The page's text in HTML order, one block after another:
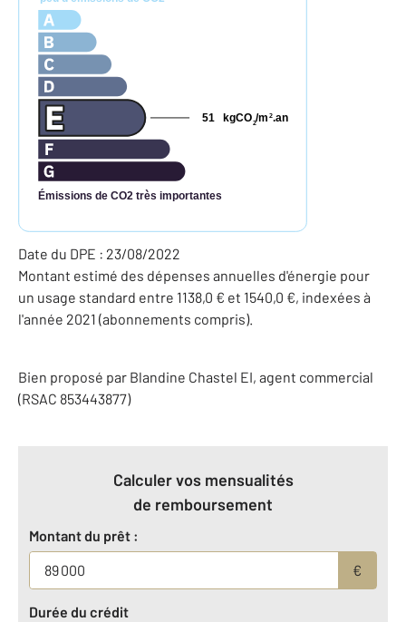
Émissions de CO2 très importantes
kgCO2/m 2.an
51
Date du DPE : 23/08/2022
Montant estimé des dépenses annuelles d'énergie pour
un usage standard entre 1138,0 € et 1540,0 €, indexées à
l'année 2021 (abonnements compris).
Bien proposé par Blandine Chastel EI, agent commercial
(RSAC 853443877)
Calculer vos mensualités
de remboursement
Montant du prêt :
€
Durée du crédit